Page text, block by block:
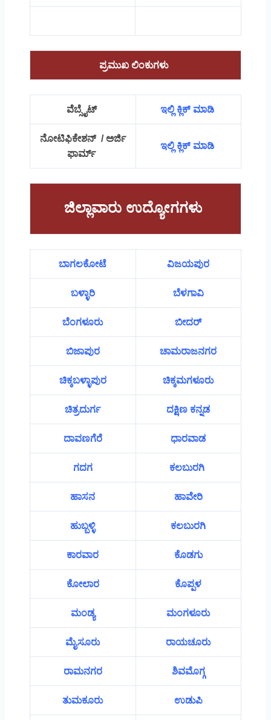
ಪ್ರಮುಖ ಲಿಂಕುಗಳು
ವೆಬ್ಸೈಟ್ ಇಲ್ಲಿ ಕ್ಲಿಕ್ ಮಾಡಿ
ನೋಟಿಫಿಕೇಶನ್ / ಅರ್ಜಿ
ಫಾರ್ಮ್
ಇಲ್ಲಿ ಕ್ಲಿಕ್ ಮಾಡಿ
ಜಿಲ್ಲಾವಾರು ಉದ್ಯೋಗಗಳು
ಬಾಗಲಕೋಟೆ ವಿಜಯಪುರ
ಬಳ್ಳಾರಿ ಬೆಳಗಾವಿ
ಬೆಂಗಳೂರು ಬೀದರ್
ಬಿಜಾಪುರ ಚಾಮರಾಜನಗರ
ಚಿಕ್ಕಬಳ್ಳಾಪುರ ಚಿಕ್ಕಮಗಳೂರು
ಚಿತ್ರದುರ್ಗ ದಕ್ಷಿಣ ಕನ್ನಡ
ದಾವಣಗೆರೆ ಧಾರವಾಡ
ಗದಗ ಕಲಬುರಗಿ
ಹಾಸನ ಹಾವೇರಿ
ಹುಬ್ಬಳ್ಳಿ ಕಲಬುರಗಿ
ಕಾರವಾರ ಕೊಡಗು
ಕೋಲಾರ ಕೊಪ್ಪಳ
ಮಂಡ್ಯ ಮಂಗಳೂರು
ಮೈಸೂರು ರಾಯಚೂರು
ರಾಮನಗರ ಶಿವಮೊಗ್ಗ
ತುಮಕೂರು ಉಡುಪಿ